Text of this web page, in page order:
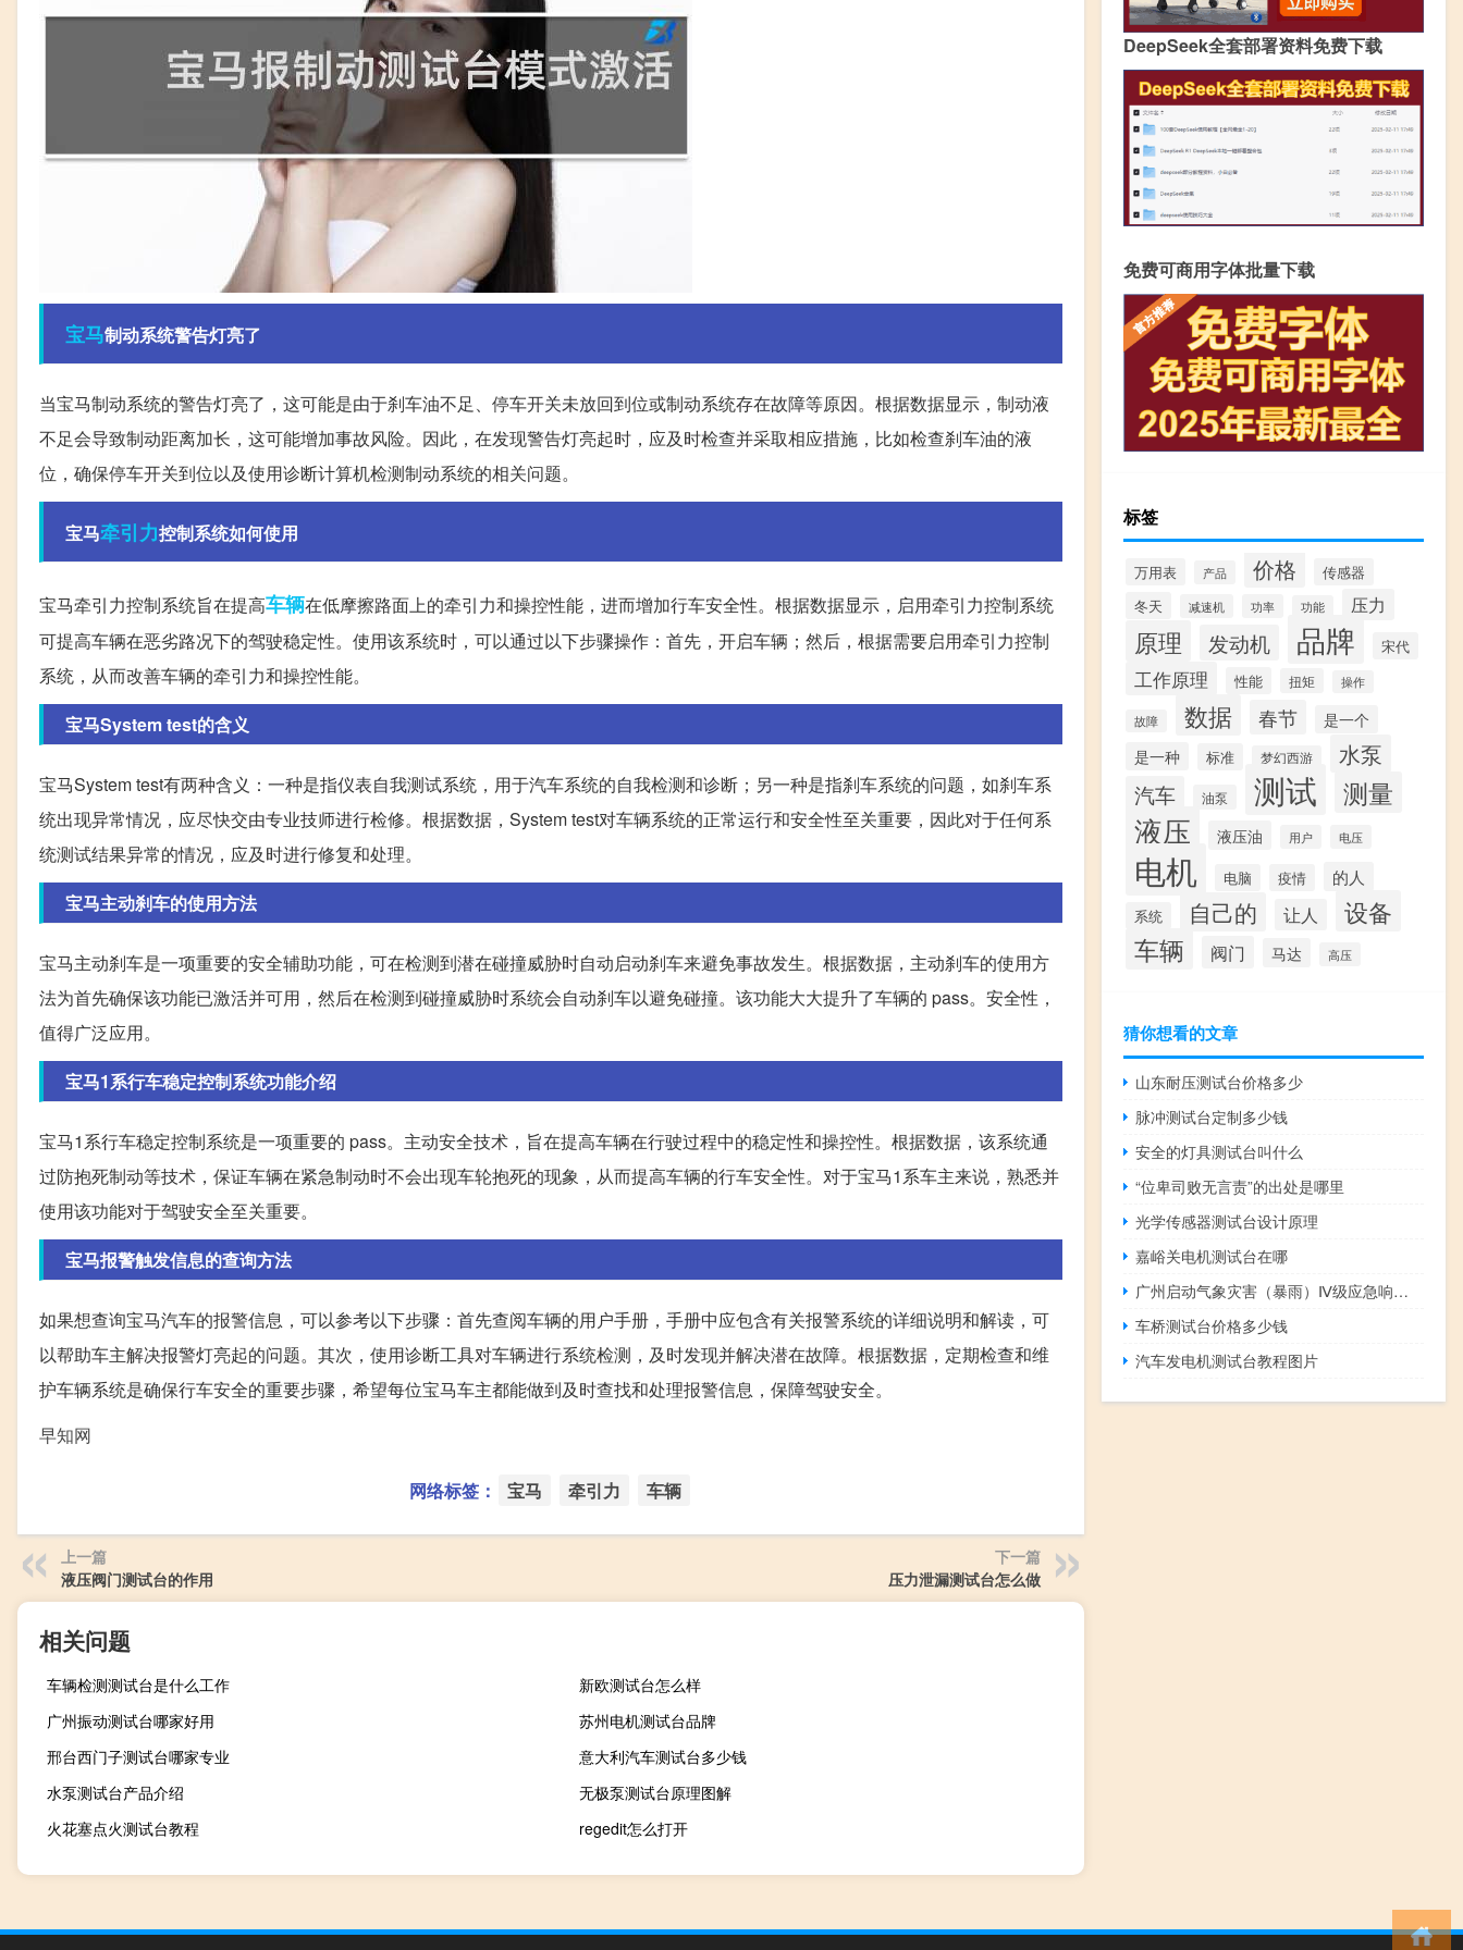
宝马制动系统警告灯亮了
当宝马制动系统的警告灯亮了，这可能是由于刹车油不足、停车开关未放回到位或制动系统存在故障等原因。根据数据显示，制动液
不足会导致制动距离加长，这可能增加事故风险。因此，在发现警告灯亮起时，应及时检查并采取相应措施，比如检查刹车油的液
位，确保停车开关到位以及使用诊断计算机检测制动系统的相关问题。
宝马牵引力控制系统如何使用
宝马牵引力控制系统旨在提高车辆在低摩擦路面上的牵引力和操控性能，进而增加行车安全性。根据数据显示，启用牵引力控制系统
可提高车辆在恶劣路况下的驾驶稳定性。使用该系统时，可以通过以下步骤操作：首先，开启车辆；然后，根据需要启用牵引力控制
系统，从而改善车辆的牵引力和操控性能。
宝马System test的含义
宝马System test有两种含义：一种是指仪表自我测试系统，用于汽车系统的自我检测和诊断；另一种是指刹车系统的问题，如刹车系
统出现异常情况，应尽快交由专业技师进行检修。根据数据，System test对车辆系统的正常运行和安全性至关重要，因此对于任何系
统测试结果异常的情况，应及时进行修复和处理。
宝马主动刹车的使用方法
宝马主动刹车是一项重要的安全辅助功能，可在检测到潜在碰撞威胁时自动启动刹车来避免事故发生。根据数据，主动刹车的使用方
法为首先确保该功能已激活并可用，然后在检测到碰撞威胁时系统会自动刹车以避免碰撞。该功能大大提升了车辆的 pass。安全性，
值得广泛应用。
宝马1系行车稳定控制系统功能介绍
宝马1系行车稳定控制系统是一项重要的 pass。主动安全技术，旨在提高车辆在行驶过程中的稳定性和操控性。根据数据，该系统通
过防抱死制动等技术，保证车辆在紧急制动时不会出现车轮抱死的现象，从而提高车辆的行车安全性。对于宝马1系车主来说，熟悉并
使用该功能对于驾驶安全至关重要。
宝马报警触发信息的查询方法
如果想查询宝马汽车的报警信息，可以参考以下步骤：首先查阅车辆的用户手册，手册中应包含有关报警系统的详细说明和解读，可
以帮助车主解决报警灯亮起的问题。其次，使用诊断工具对车辆进行系统检测，及时发现并解决潜在故障。根据数据，定期检查和维
护车辆系统是确保行车安全的重要步骤，希望每位宝马车主都能做到及时查找和处理报警信息，保障驾驶安全。
早知网
网络标签： 宝马 牵引力 车辆
上一篇
液压阀门测试台的作用
下一篇
压力泄漏测试台怎么做
相关问题
车辆检测测试台是什么工作
新欧测试台怎么样
广州振动测试台哪家好用
苏州电机测试台品牌
邢台西门子测试台哪家专业
意大利汽车测试台多少钱
水泵测试台产品介绍
无极泵测试台原理图解
火花塞点火测试台教程
regedit怎么打开
DeepSeek全套部署资料免费下载
免费可商用字体批量下载
标签
万用表 产品 价格
传感器
冬天
减速机 功率 功能 压力
原理 发动机 品牌 宋代
工作原理 性能 扭矩 操作
故障 数据 春节
是一个
是一种
标准 梦幻西游 水泵
汽车 油泵 测试 测量
液压 液压油 用户 电压
电机 电脑 疫情 的人
系统 自己的 让人
设备
车辆
阀门 马达 高压
猜你想看的文章
山东耐压测试台价格多少
脉冲测试台定制多少钱
安全的灯具测试台叫什么
“位卑司败无言责”的出处是哪里
光学传感器测试台设计原理
嘉峪关电机测试台在哪
广州启动气象灾害（暴雨）Ⅳ级应急响应白云机场启动航班大面积延误应急响应
车桥测试台价格多少钱
汽车发电机测试台教程图片